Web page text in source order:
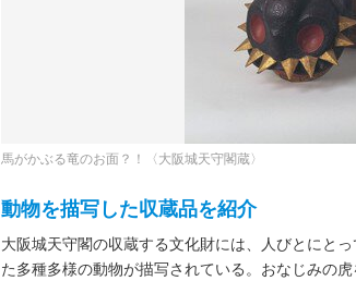
馬がかぶる竜のお面？！〈大阪城天守閣蔵〉
動物を描写した収蔵品を紹介
大阪城天守閣の収蔵する文化財には、人びとにと
た多種多様の動物が描写されている。おなじみの